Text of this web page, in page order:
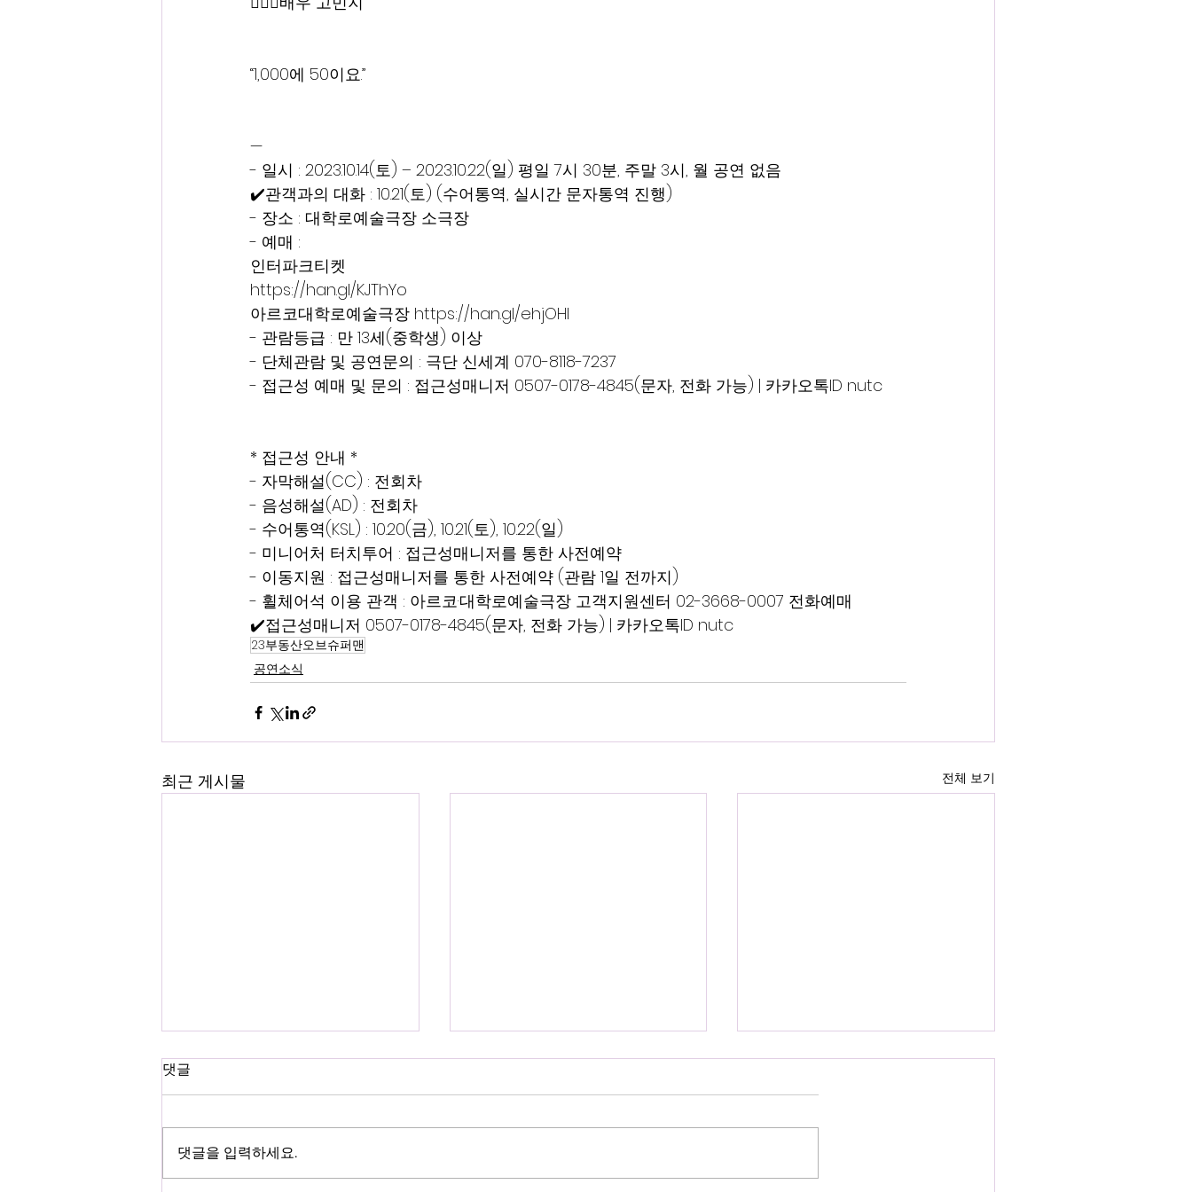
“1,000에 50이요.”
—
- 일시 : 2023.10.14(토) – 2023.10.22(일) 평일 7시 30분, 주말 3시, 월 공연 없음
✔️관객과의 대화 : 10.21(토) (수어통역, 실시간 문자통역 진행)
- 장소 : 대학로예술극장 소극장
- 예매 :
인터파크티켓
https://han.gl/KJThYo
아르코대학로예술극장 https://han.gl/ehjOHI
- 관람등급 : 만 13세(중학생) 이상
- 단체관람 및 공연문의 : 극단 신세계 070-8118-7237
- 접근성 예매 및 문의 : 접근성매니저 0507-0178-4845(문자, 전화 가능) | 카카오톡ID nutc
* 접근성 안내 *
- 자막해설(CC) : 전회차
- 음성해설(AD) : 전회차
- 수어통역(KSL) : 10.20(금), 10.21(토), 10.22(일)
- 미니어처 터치투어 : 접근성매니저를 통한 사전예약
- 이동지원 : 접근성매니저를 통한 사전예약 (관람 1일 전까지)
- 휠체어석 이용 관객 : 아르코·대학로예술극장 고객지원센터 02-3668-0007 전화예매
✔️접근성매니저 0507-0178-4845(문자, 전화 가능) | 카카오톡ID nutc
23부동산오브슈퍼맨
공연소식
최근 게시물 전체 보기
댓글
댓글을 입력하세요.